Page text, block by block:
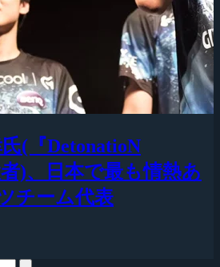
(『DetonatioN
)、日本で最も情熱あ
チーム代表